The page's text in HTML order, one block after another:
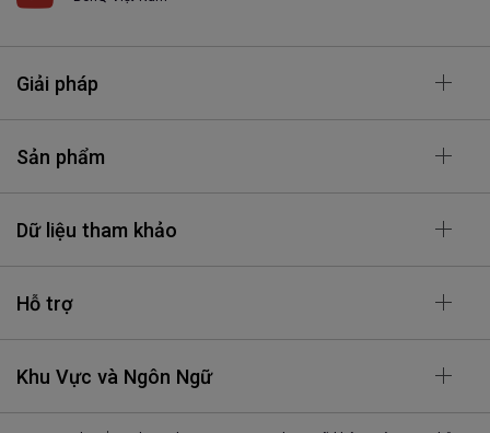
Giải pháp
Sản phẩm
Dữ liệu tham khảo
Hỗ trợ
Khu Vực và Ngôn Ngữ